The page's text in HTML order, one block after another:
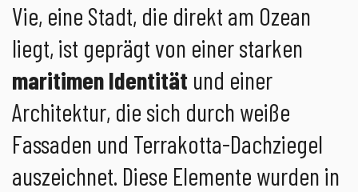
Vie, eine Stadt, die direkt am Ozean
liegt, ist geprägt von einer starken
maritimen Identität und einer
Architektur, die sich durch weiße
Fassaden und Terrakotta-Dachziegel
auszeichnet. Diese Elemente wurden in